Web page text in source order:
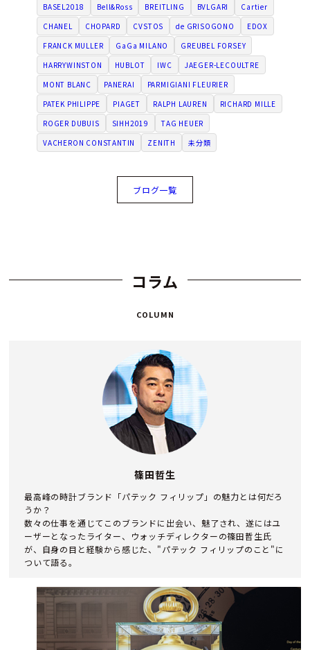
BASEL2018
Bell&Ross BREITLING BVLGARI
Cartier
CHANEL
CHOPARD CVSTOS de GRISOGONO
EDOX
FRANCK MULLER
GaGa MILANO
GREUBEL FORSEY
HARRYWINSTON
HUBLOT IWC
JAEGER-LECOULTRE
MONT BLANC
PANERAI
PARMIGIANI FLEURIER
PATEK PHILIPPE
PIAGET RALPH LAUREN
RICHARD MILLE
ROGER DUBUIS
SIHH2019
TAG HEUER
VACHERON CONSTANTIN
ZENITH 未分類
ブログ一覧
コラム
COLUMN
篠田哲生
最高峰の時計ブランド「パテック フィリップ」の魅力とは何だろ
うか？
数々の仕事を通じてこのブランドに出会い、魅了され、遂にはユ
ーザーとなったライター、ウォッチディレクターの篠田哲生氏
が、自身の目と経験から感じた、"パテック フィリップのこと"に
ついて語る。